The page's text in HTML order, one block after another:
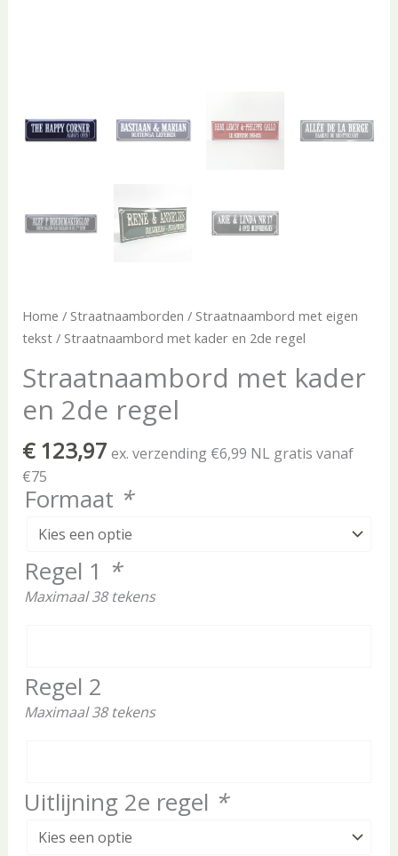
Home / Straatnaamborden / Straatnaambord met eigen
tekst/ Straatnaambord met kader en 2de regel
Straatnaambord met kader
en 2de regel
€123,97 ex. verzending €6,99 NL gratis vanaf
€75
Formaat *
Regel 1 *
Maximaal 38 tekens
Regel 2
Maximaal 38 tekens
Uitlijning 2e regel *